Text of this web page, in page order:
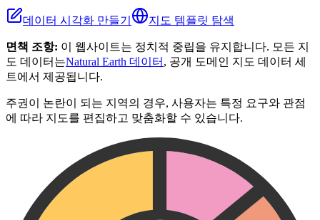
데이터 시각화 만들기 지도 템플릿 탐색
면책 조항: 이 웹사이트는 정치적 중립을 유지합니다. 모든 지
도 데이터는Natural Earth 데이터 , 공개 도메인 지도 데이터 세
트에서 제공됩니다.
주권이 논란이 되는 지역의 경우, 사용자는 특정 요구와 관점
에 따라 지도를 편집하고 맞춤화할 수 있습니다.